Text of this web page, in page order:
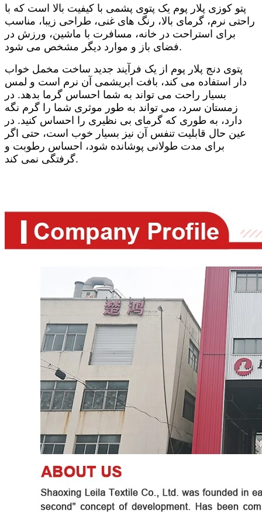
پتو کوزی پلار پوم یک پتوی پشمی با کیفیت بالا است که با
راحتی نرم، گرمای بالا، رنگ های غنی، طراحی زیبا، مناسب
برای استراحت در خانه، مسافرت با ماشین، ورزش در
فضای باز و موارد دیگر مشخص می شود.
پتوی دنج پلار پوم از یک فرآیند جدید ساخت مخمل خواب
دار استفاده می کند، بافت ابریشمی آن نرم است و لمس
بسیار راحت می تواند به شما احساس گرما بدهد. در
زمستان سرد، می تواند به طور موثری شما را گرم نگه
دارد، به طوری که گرمای بی نظیری را احساس کنید. در
عین حال قابلیت تنفس آن نیز بسیار خوب است، حتی اگر
برای مدت طولانی پوشانده شود، احساس رطوبت و
گرفتگی نمی کند.